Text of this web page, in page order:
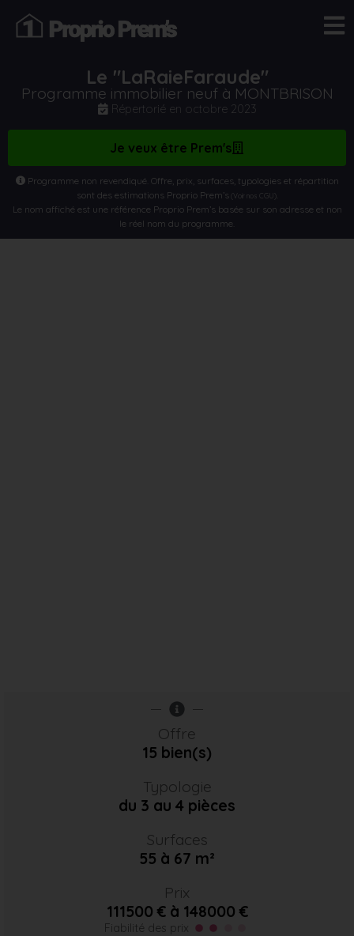
Le "LaRaieFaraude"
Programme immobilier neuf à MONTBRISON
Répertorié en octobre 2023
Je veux être Prem's
Programme non revendiqué. Offre, prix, surfaces, typologies et répartition
sont des estimations Proprio Prem’s(Voir nos CGU)
Le nom affiché est une référence Proprio Prem’s basée sur son adresse et non
le réel nom du programme.
Offre
15 bien(s)
Typologie
du 3 au 4 pièces
Surfaces
55 à 67 m²
Prix
111500 € à 148000 €
Fiabilité des prix